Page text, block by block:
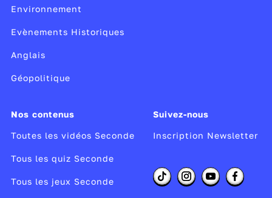
Environnement
Evènements Historiques
Anglais
Géopolitique
Nos contenus
Toutes les vidéos Seconde
Tous les quiz Seconde
Tous les jeux Seconde
Suivez-nous
Inscription Newsletter